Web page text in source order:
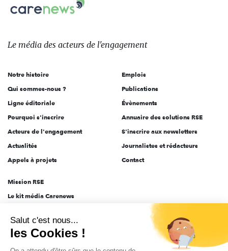
sur:
Le
des
l'engagement
Le média des acteurs de l'engagement
Notre histoire
Qui sommes-nous ?
Ligne éditoriale
Pourquoi s'inscrire
Acteurs de l'engagement
Actualités
Appels à projets
Emplois
Publications
Évènements
Annuaire des solutions RSE
S'inscrire aux newsletters
Journalistes et rédacteurs
Contact
Mission RSE
Le kit média Carenews
AEF info
Novethic
Salut c'est nous...
les Cookies !